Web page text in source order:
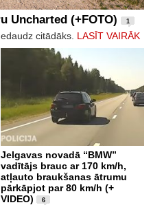
Uncharted (+FOTO) 1
citādāks. LASĪT VAIRĀK
Jelgavas novadā “BMW”
vadītājs brauc ar 170 km/h,
atļauto braukšanas ātrumu
pārkāpjot par 80 km/h (+
VIDEO)
6